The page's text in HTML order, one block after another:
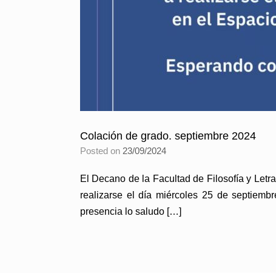
Colación de grado. septiembre 2024
Posted on 23/09/2024
El Decano de la Facultad de Filosofía y
realizarse el día miércoles 25 de
presencia lo saludo […]